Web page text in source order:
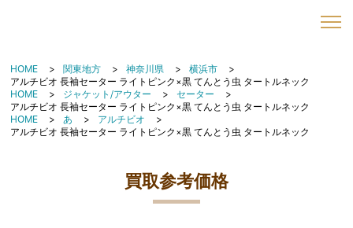
HOME 関東地方 神奈川県
横浜市
アルチビオ 長袖セーター ライトピンク×黒 てんとう虫 タートルネック
HOME
ジャケット/アウター
セーター
アルチビオ 長袖セーター ライトピンク×黒 てんとう虫 タートルネック
HOME
あ
アルチビオ
アルチビオ 長袖セーター ライトピンク×黒 てんとう虫 タートルネック
買取参考価格